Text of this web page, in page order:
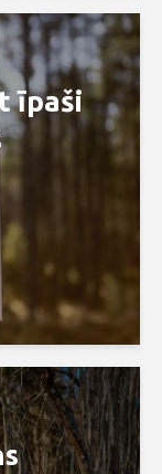
īpaši